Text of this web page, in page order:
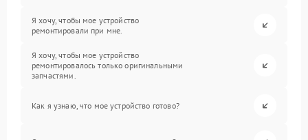
Я хочу, чтобы мое устройство
ремонтировали при мне.
Я хочу, чтобы мое устройство
ремонтировалось только оригинальными
запчастями.
Как я узнаю, что мое устройство готово?